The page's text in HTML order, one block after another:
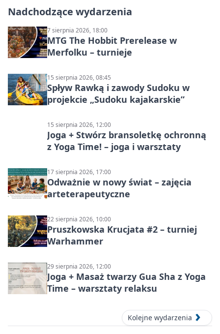
Nadchodzące wydarzenia
7 sierpnia 2026, 18:00
MTG The Hobbit Prerelease w
Merfolku – turnieje
15 sierpnia 2026, 08:45
Spływ Rawką i zawody Sudoku w
projekcie „Sudoku kajakarskie”
15 sierpnia 2026, 12:00
Joga + Stwórz bransoletkę ochronną
z Yoga Time! – joga i warsztaty
17 sierpnia 2026, 17:00
Odważnie w nowy świat – zajęcia
arteterapeutyczne
22 sierpnia 2026, 10:00
Pruszkowska Krucjata #2 – turniej
Warhammer
29 sierpnia 2026, 12:00
Joga + Masaż twarzy Gua Sha z Yoga
Time – warsztaty relaksu
Kolejne wydarzenia